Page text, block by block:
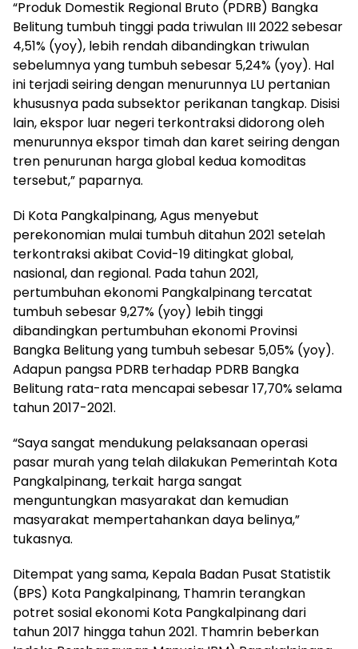
“Produk Domestik Regional Bruto (PDRB) Bangka
Belitung tumbuh tinggi pada triwulan III 2022 sebesar
4,51% (yoy), lebih rendah dibandingkan triwulan
sebelumnya yang tumbuh sebesar 5,24% (yoy). Hal
ini terjadi seiring dengan menurunnya LU pertanian
khususnya pada subsektor perikanan tangkap. Disisi
lain, ekspor luar negeri terkontraksi didorong oleh
menurunnya ekspor timah dan karet seiring dengan
tren penurunan harga global kedua komoditas
tersebut,” paparnya.
Di Kota Pangkalpinang, Agus menyebut
perekonomian mulai tumbuh ditahun 2021 setelah
terkontraksi akibat Covid-19 ditingkat global,
nasional, dan regional. Pada tahun 2021,
pertumbuhan ekonomi Pangkalpinang tercatat
tumbuh sebesar 9,27% (yoy) lebih tinggi
dibandingkan pertumbuhan ekonomi Provinsi
Bangka Belitung yang tumbuh sebesar 5,05% (yoy).
Adapun pangsa PDRB terhadap PDRB Bangka
Belitung rata-rata mencapai sebesar 17,70% selama
tahun 2017-2021.
“Saya sangat mendukung pelaksanaan operasi
pasar murah yang telah dilakukan Pemerintah Kota
Pangkalpinang, terkait harga sangat
menguntungkan masyarakat dan kemudian
masyarakat mempertahankan daya belinya,”
tukasnya.
Ditempat yang sama, Kepala Badan Pusat Statistik
(BPS) Kota Pangkalpinang, Thamrin terangkan
potret sosial ekonomi Kota Pangkalpinang dari
tahun 2017 hingga tahun 2021. Thamrin beberkan